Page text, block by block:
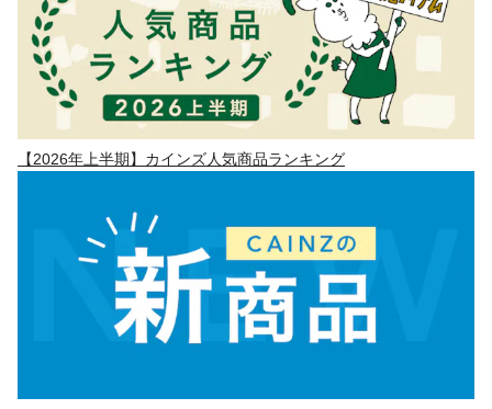
【2026年上半期】カインズ人気商品ランキング